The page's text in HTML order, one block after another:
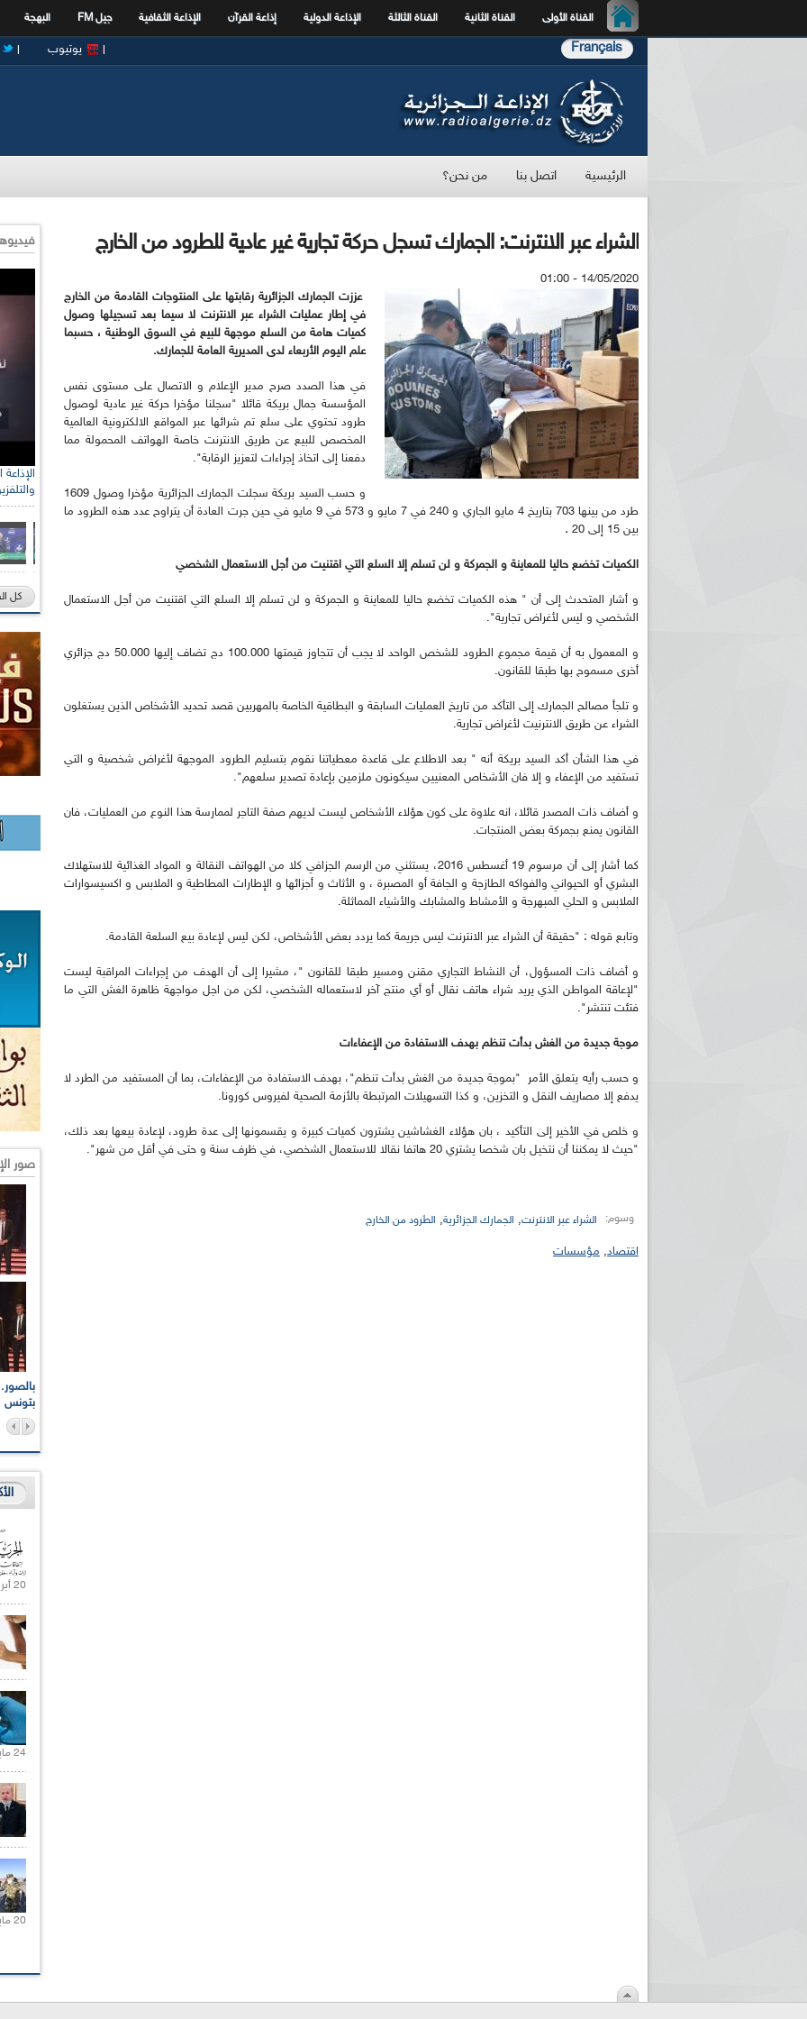
القناة الأولى القناة الثانية القناة الثالثة الإذاعة الدولية إذاعة القرآن الإذاعة الثقافية جيل FM البهجة
Français يوتيوب
الرئيسية اتصل بنا من نحن؟
الشراء عبر الانترنت: الجمارك تسجل حركة تجارية غير عادية للطرود من الخارج
14/05/2020 - 01:00
عززت الجمارك الجزائرية رقابتها على المنتوجات القادمة من الخارج
في إطار عمليات الشراء عبر الانترنت لا سيما بعد تسجيلها وصول
كميات هامة من السلع موجهة للبيع في السوق الوطنية ، حسبما
علم اليوم الأربعاء لدى المديرية العامة للجمارك.
في هذا الصدد صرح مدير الإعلام و الاتصال على مستوى نفس
المؤسسة جمال بريكة قائلا "سجلنا مؤخرا حركة غير عادية لوصول
طرود تحتوي على سلع تم شرائها عبر المواقع الالكترونية العالمية
المخصص للبيع عن طريق الانترنت خاصة الهواتف المحمولة مما
دفعنا إلى اتخاذ إجراءات لتعزيز الرقابة".
و حسب السيد بريكة سجلت الجمارك الجزائرية مؤخرا وصول 1609
طرد من بينها 703 بتاريخ 4 مايو الجاري و 240 في 7 مايو و 573 في 9 مايو في حين جرت العادة أن يتراوح عدد هذه الطرود ما
بين 15 إلى 20
.
الكميات تخضع حاليا للمعاينة و الجمركة و لن تسلم إلا السلع التي اقتنيت من أجل الاستعمال الشخصي
و أشار المتحدث إلى أن " هذه الكميات تخضع حاليا للمعاينة و الجمركة و لن تسلم إلا السلع التي اقتنيت من أجل الاستعمال
الشخصي و ليس لأغراض تجارية".
و المعمول به أن قيمة مجموع الطرود للشخص الواحد لا يجب أن تتجاوز قيمتها 100.000 دج تضاف إليها 50.000 دج جزائري
أخرى مسموح بها طبقا للقانون.
و تلجأ مصالح الجمارك إلى التأكد من تاريخ العمليات السابقة و البطاقية الخاصة بالمهربين قصد تحديد الأشخاص الذين يستغلون
الشراء عن طريق الانترنيت لأغراض تجارية.
في هذا الشأن أكد السيد بريكة أنه " بعد الاطلاع على قاعدة معطياتنا نقوم بتسليم الطرود الموجهة لأغراض شخصية و التي
تستفيد من الإعفاء و إلا فان الأشخاص المعنيين سيكونون ملزمين بإعادة تصدير سلعهم".
و أضاف ذات المصدر قائلا، انه علاوة على كون هؤلاء الأشخاص ليست لديهم صفة التاجر لممارسة هذا النوع من العمليات، فان
القانون يمنع بجمركة بعض المنتجات.
كما أشار إلى أن مرسوم 19 أغسطس 2016، يستثني من الرسم الجزافي كلا من الهواتف النقالة و المواد الغذائية للاستهلاك
البشري أو الحيواني والفواكه الطازجة و الجافة أو المصبرة ، و الأثاث و أجزائها و الإطارات المطاطية و الملابس و اكسيسوارات
الملابس و الحلي المبهرجة و الأمشاط والمشابك والأشياء المماثلة.
وتابع قوله : "حقيقة أن الشراء عبر الانترنت ليس جريمة كما يردد بعض الأشخاص، لكن ليس لإعادة بيع السلعة القادمة.
و أضاف ذات المسؤول، أن النشاط التجاري مقنن ومسير طبقا للقانون "، مشيرا إلى أن الهدف من إجراءات المراقبة ليست
"لإعاقة المواطن الذي يريد شراء هاتف نقال أو أي منتج آخر لاستعماله الشخصي، لكن من اجل مواجهة ظاهرة الغش التي ما
فتئت تنتشر".
موجة جديدة من الغش بدأت تنظم بهدف الاستفادة من الإعفاءات
و حسب رأيه يتعلق الأمر "بموجة جديدة من الغش بدأت تنظم"، بهدف الاستفادة من الإعفاءات، بما أن المستفيد من الطرد لا
يدفع إلا مصاريف النقل و التخزين، و كذا التسهيلات المرتبطة بالأزمة الصحية لفيروس كورونا.
و خلص في الأخير إلى التأكيد ، بان هؤلاء الغشاشين يشترون كميات كبيرة و يقسمونها إلى عدة طرود، لإعادة بيعها بعد ذلك،
"حيث لا يمكننا أن نتخيل بان شخصا يشتري 20 هاتفا نقالا للاستعمال الشخصي، في ظرف سنة و حتى في أقل من شهر".
وسوم: الشراء عبر الانترنت, الجمارك الجزائرية, الطرود من الخارج
اقتصاد, مؤسسات
كل
صور
بتونس
20 أبريل 2021 |
24 مايو 2021 |
20 مايو 2021 |